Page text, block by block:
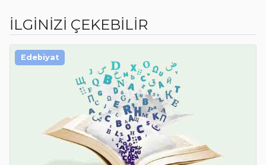
İLGİNİZİ ÇEKEBİLİR
Edebiyat